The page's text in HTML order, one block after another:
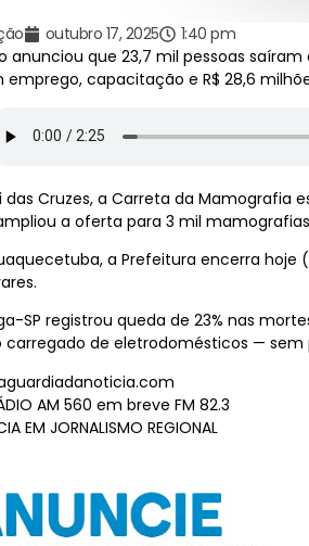
outubro 17, 2025
1:40 pm
anunciou que 23,7 mil pessoas
emprego, capacitação e R$ 28,6
das Cruzes, a Carreta da Mamografia
a oferta para 3 mil
a Prefeitura encerra hoje
SP registrou queda de 23% nas
carregado de eletrodomésticos —
AM 560 em breve FM 82.3
EM JORNALISMO REGIONAL